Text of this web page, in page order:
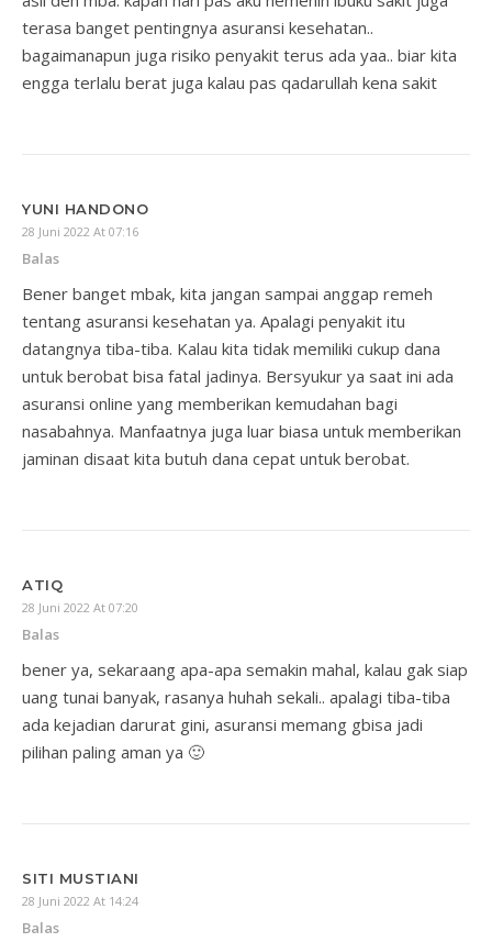
terasa banget pentingnya asuransi kesehatan..
bagaimanapun juga risiko penyakit terus ada yaa.. biar kita
engga terlalu berat juga kalau pas qadarullah kena sakit
YUNI HANDONO
28 Juni 2022 At 07:16
Balas
Bener banget mbak, kita jangan sampai anggap remeh
tentang asuransi kesehatan ya. Apalagi penyakit itu
datangnya tiba-tiba. Kalau kita tidak memiliki cukup dana
untuk berobat bisa fatal jadinya. Bersyukur ya saat ini ada
asuransi online yang memberikan kemudahan bagi
nasabahnya. Manfaatnya juga luar biasa untuk memberikan
jaminan disaat kita butuh dana cepat untuk berobat.
ATIQ
28 Juni 2022 At 07:20
Balas
bener ya, sekaraang apa-apa semakin mahal, kalau gak siap
uang tunai banyak, rasanya huhah sekali.. apalagi tiba-tiba
ada kejadian darurat gini, asuransi memang gbisa jadi
pilihan paling aman ya 🙂
SITI MUSTIANI
28 Juni 2022 At 14:24
Balas